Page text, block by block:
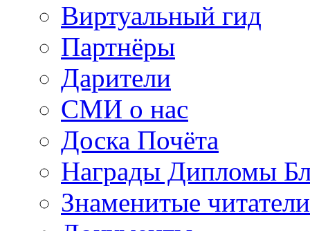
Виртуальный гид
Партнёры
Дарители
СМИ о нас
Доска Почёта
Награды Дипломы
Знаменитые